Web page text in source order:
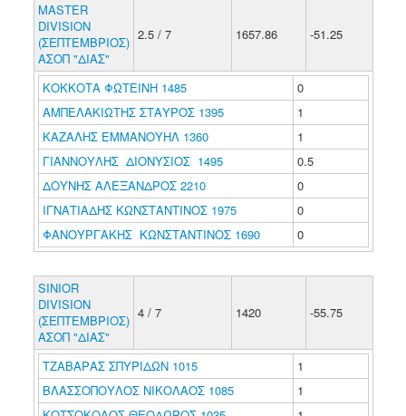
MASTER
DIVISION
(ΣΕΠΤΕΜΒΡΙΟΣ)
ΑΣΟΠ "ΔΙΑΣ"
2.5 / 7 1657.86 -51.25
ΚΟΚΚΟΤΑ ΦΩΤΕΙΝΗ 1485
0
ΑΜΠΕΛΑΚΙΩΤΗΣ ΣΤΑΥΡΟΣ 1395
1
ΚΑΖΑΛΗΣ ΕΜΜΑΝΟΥΗΛ 1360
1
ΓΙΑΝΝΟΥΛΗΣ ΔΙΟΝΥΣΙΟΣ 1495
0.5
ΔΟΥΝΗΣ ΑΛΕΞΑΝΔΡΟΣ 2210
0
ΙΓΝΑΤΙΑΔΗΣ ΚΩΝΣΤΑΝΤΙΝΟΣ 1975
0
ΦΑΝΟΥΡΓΑΚΗΣ ΚΩΝΣΤΑΝΤΙΝΟΣ 1690
0
SINIOR
DIVISION
(ΣΕΠΤΕΜΒΡΙΟΣ)
ΑΣΟΠ "ΔΙΑΣ"
4 / 7 1420 -55.75
ΤΖΑΒΑΡΑΣ ΣΠΥΡΙΔΩΝ 1015
1
ΒΛΑΣΣΟΠΟΥΛΟΣ ΝΙΚΟΛΑΟΣ 1085
1